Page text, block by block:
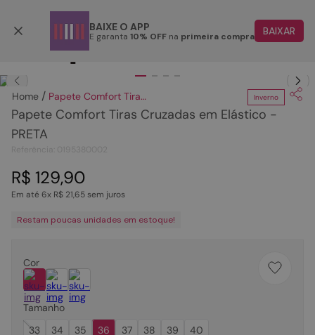
BAIXE O APP
E garanta 10% OFF na primeira compra BAIXAR
Papete Comfort Tiras Cruzadas em Elástico - PRETA Inverno
Papete Comfort Tiras Cruzadas em Elástico -
PRETA
R$ 129,90
Em até6x R$ 21,65sem juros
Restam poucas unidades em estoque!
Cor
Tamanho
33
36 37 40
34 35 38 39
1º
2º
tenis
3º
bota
5º
rasteira
6º
tamanco
7º
bolsa
óculos
º couro